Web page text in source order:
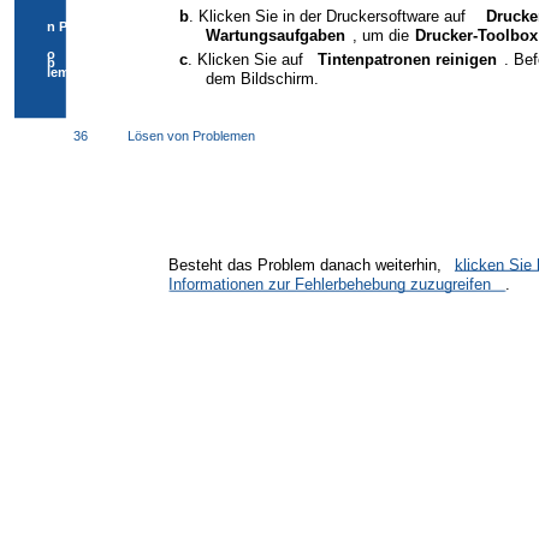
b. Klicken Sie in der Druckersoftware auf
Wartungsaufgaben , um die Drucker-Toolbox
c. Klicken Sie auf Tintenpatronen reinigen .
dem Bildschirm.
36 Lösen von Problemen
n Pr
o
b
lemen
Besteht das Problem danach weiterhin,
klicken Sie
Informationen zur Fehlerbehebung zuzugreifen
.